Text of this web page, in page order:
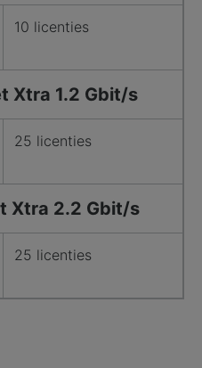
10 licenties
Xtra 1.2 Gbit/s
25 licenties
Xtra 2.2 Gbit/s
25 licenties